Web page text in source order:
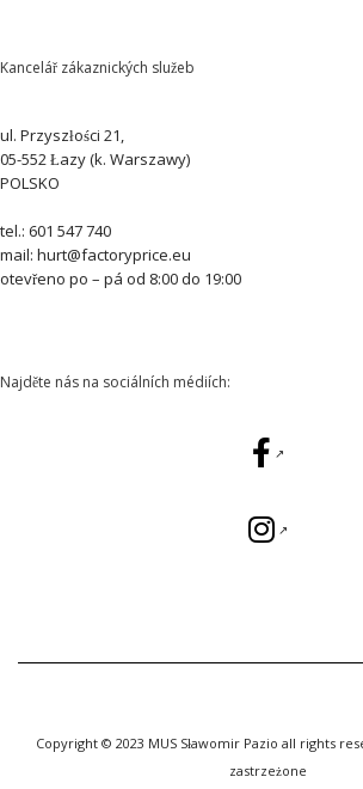
Kancelář zákaznických služeb
ul. Przyszłości 21,
05-552 Łazy (k. Warszawy)
POLSKO
tel.: 601 547 740
mail: hurt@factoryprice.eu
otevřeno po – pá od 8:00 do 19:00
Najděte nás na sociálních médiích:
Copyright © 2023 MUS Sławomir Pazio all rights
zastrzeżone